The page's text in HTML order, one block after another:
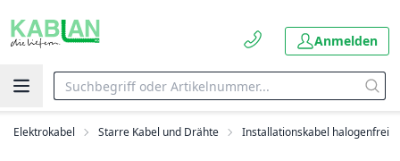
Anmelden
Elektrokabel Starre Kabel und Drähte Installationskabel halogenfrei